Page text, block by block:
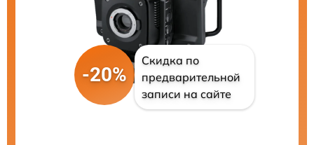
-20%
Скидка по
предварительной
записи на сайте